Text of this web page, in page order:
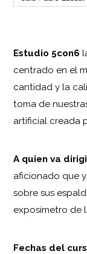
Estudio 5con6
centrado en el
cantidad y la
toma de
artificial creada
A quien va
aficionado que
sobre sus
exposímetro de
Fechas del